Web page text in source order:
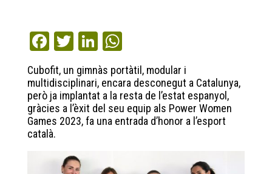
Fa
ce
bo
ok
T
wi
tt
er
Li
nk
ed
In
W
ha
ts
A
pp
Cubofit, un gimnàs portàtil, modular i
multidisciplinari, encara desconegut a Catalunya,
però ja implantat a la resta de l’estat espanyol,
gràcies a l’èxit del seu equip als Power Women
Games 2023, fa una entrada d’honor a l’esport
català.